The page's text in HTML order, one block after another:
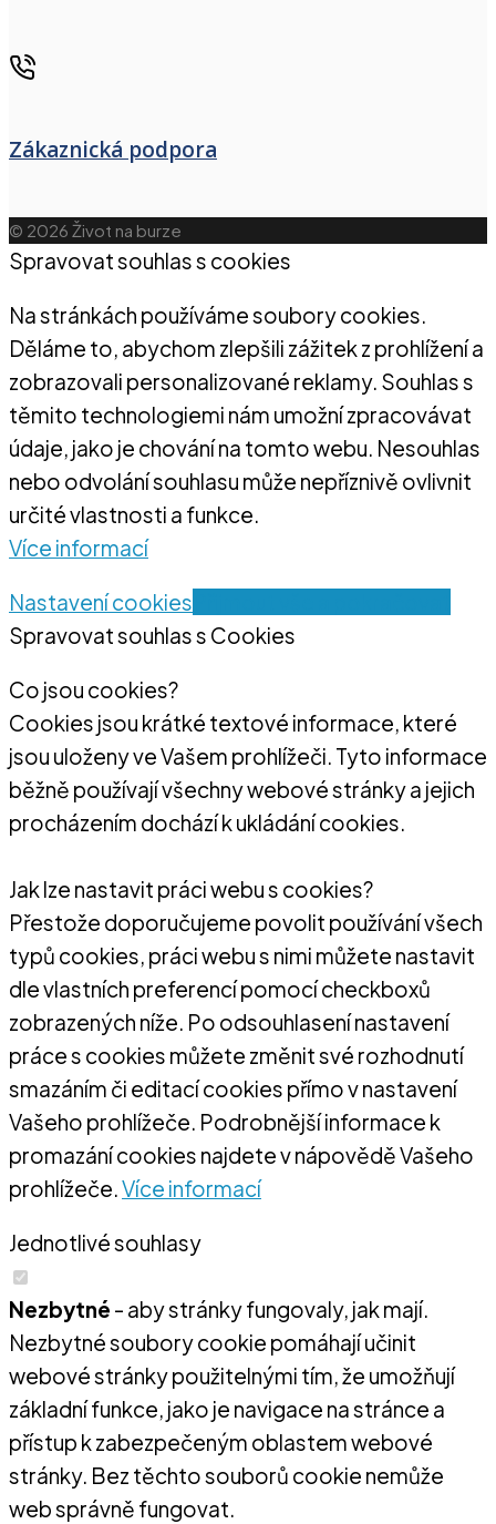
Zákaznická podpora
© 2026 Život na burze
Spravovat souhlas s cookies
Na stránkách používáme soubory cookies.
Děláme to, abychom zlepšili zážitek z prohlížení a
zobrazovali personalizované reklamy. Souhlas s
těmito technologiemi nám umožní zpracovávat
údaje, jako je chování na tomto webu. Nesouhlas
nebo odvolání souhlasu může nepříznivě ovlivnit
určité vlastnosti a funkce.
Více informací
Nastavení cookies
Spravovat souhlas s Cookies
Co jsou cookies?
Cookies jsou krátké textové informace, které
jsou uloženy ve Vašem prohlížeči. Tyto informace
běžně používají všechny webové stránky a jejich
procházením dochází k ukládání cookies.
Jak lze nastavit práci webu s cookies?
Přestože doporučujeme povolit používání všech
typů cookies, práci webu s nimi můžete nastavit
dle vlastních preferencí pomocí checkboxů
zobrazených níže. Po odsouhlasení nastavení
práce s cookies můžete změnit své rozhodnutí
smazáním či editací cookies přímo v nastavení
Vašeho prohlížeče. Podrobnější informace k
promazání cookies najdete v nápovědě Vašeho
prohlížeče.Více informací
Jednotlivé souhlasy
Nezbytné - aby stránky fungovaly, jak mají.
Nezbytné soubory cookie pomáhají učinit
webové stránky použitelnými tím, že umožňují
základní funkce, jako je navigace na stránce a
přístup k zabezpečeným oblastem webové
stránky. Bez těchto souborů cookie nemůže
web správně fungovat.